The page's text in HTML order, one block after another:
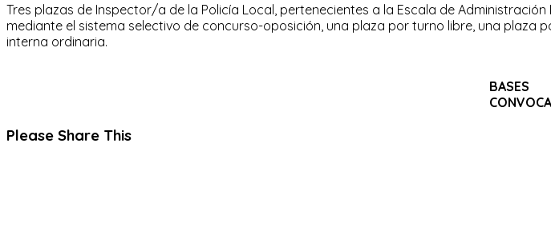
Tres plazas de Inspector/a de la Policía Local, pertenecientes a la Escala de
mediante el sistema selectivo de concurso-oposición, una plaza por turno libre, una
interna ordinaria.
BASES
Please Share ThisCompartir